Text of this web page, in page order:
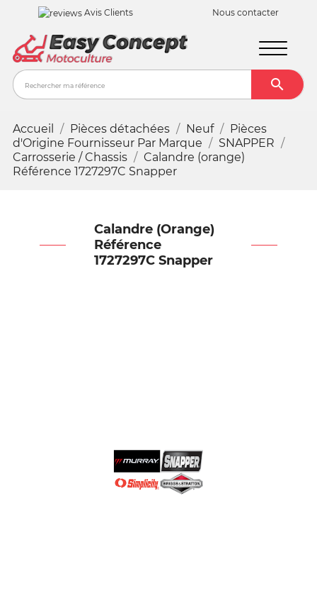
Avis Clients Nous contacter

Accueil Pièces détachées Neuf
Pièces
d'Origine Fournisseur Par Marque
SNAPPER
Carrosserie / Chassis
Calandre (orange)
Référence 1727297C Snapper
Calandre (orange)
Référence
1727297C Snapper